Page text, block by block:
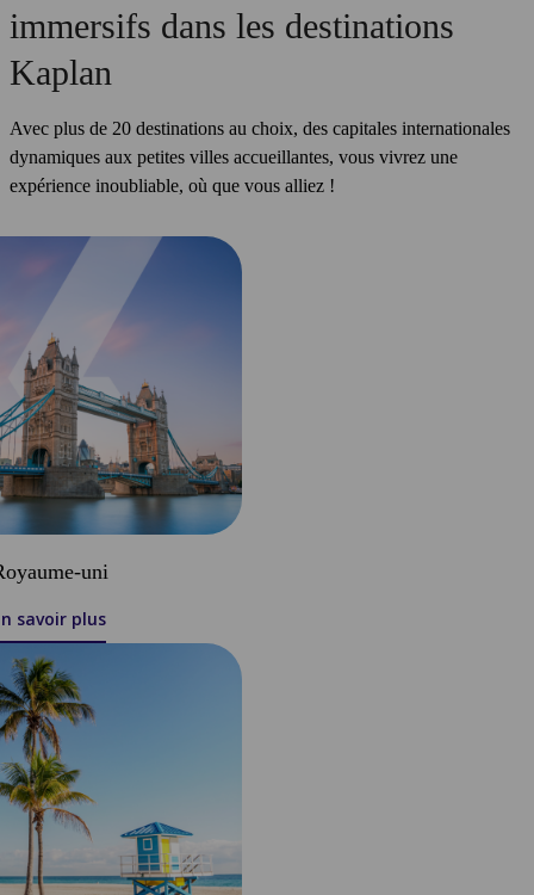
immersifs dans les destinations
Kaplan
Avec plus de 20 destinations au choix, des capitales internationales
dynamiques aux petites villes accueillantes, vous vivrez une
expérience inoubliable, où que vous alliez !
uni
savoir plus